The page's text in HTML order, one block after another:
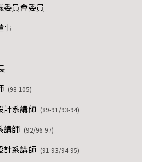
委員會委員
事
(98-105)
計系講師 (89-91/93-94)
講師 (92/96-97)
計系講師 (91-93/94-95)